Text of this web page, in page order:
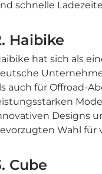
schnelle
Haibike
hat sich als
auch für Offroad-
Designs
Wahl für
Cube